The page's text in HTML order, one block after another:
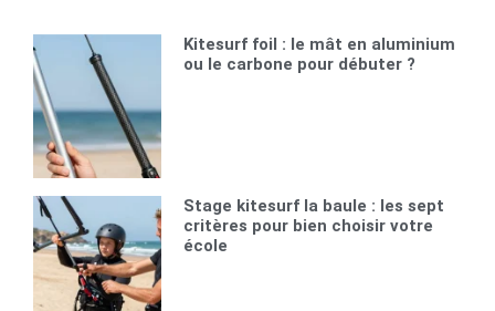
Kitesurf foil : le mât en aluminium
ou le carbone pour débuter ?
Stage kitesurf la baule : les sept
critères pour bien choisir votre
école